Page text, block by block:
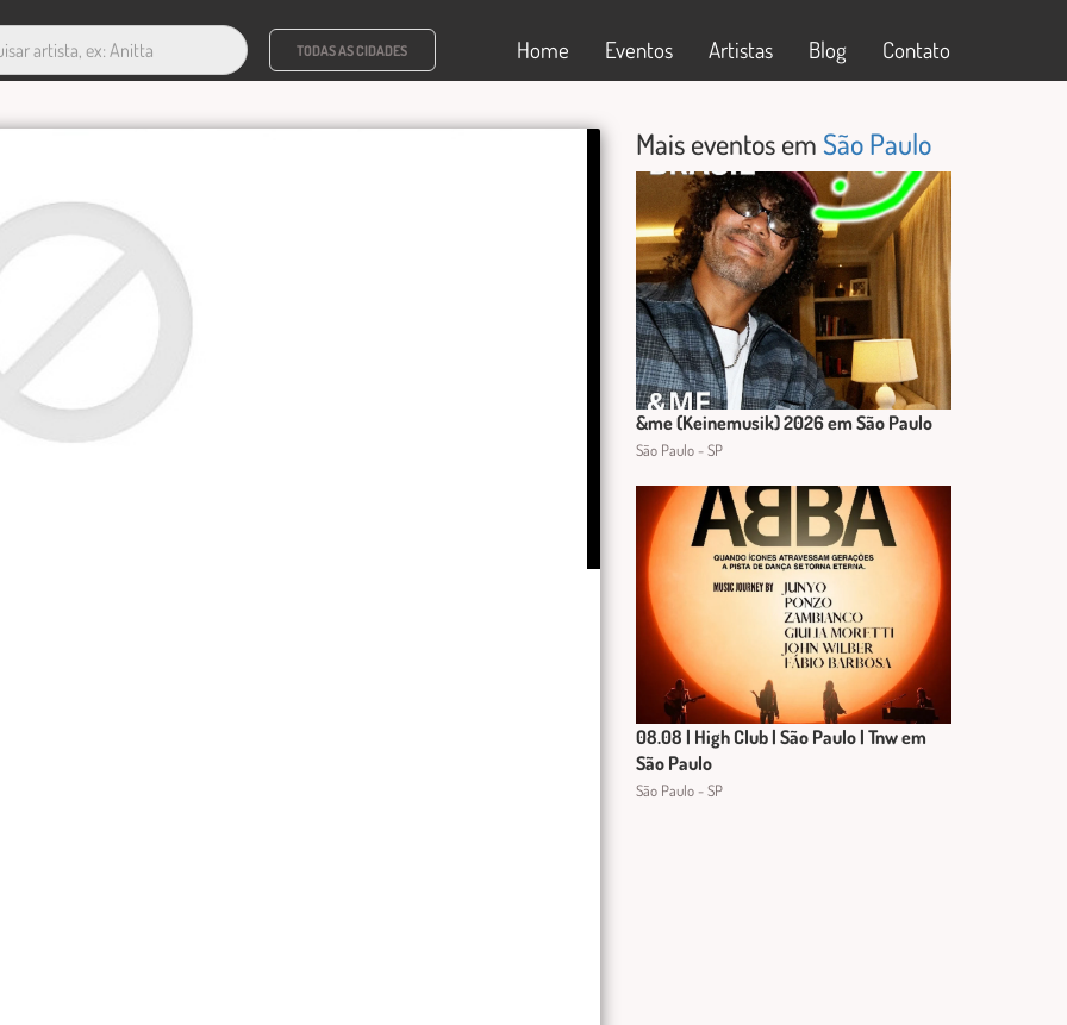
TODAS AS CIDADES Home Eventos Artistas Blog Contato
Mais eventos emSão Paulo
&me (Keinemusik) 2026 em São Paulo
São Paulo - SP
08.08 | High Club | São Paulo | Tnw em
São Paulo
São Paulo - SP